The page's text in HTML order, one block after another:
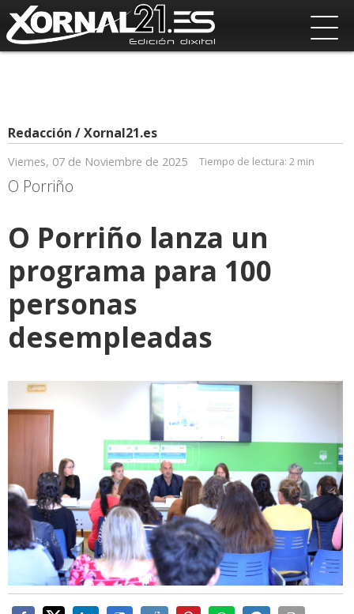
Redacción / Xornal21.es
Viernes, 07 de Noviembre de 2025 Tiempo de lectura: 2 min
O Porriño
O Porriño lanza un
programa para 100
personas
desempleadas